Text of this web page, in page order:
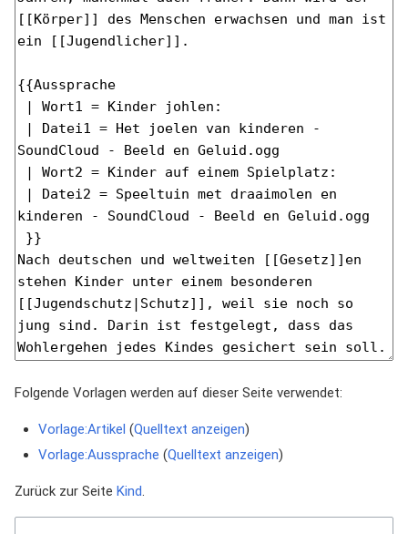
Folgende Vorlagen werden auf dieser Seite verwendet:
Vorlage:Artikel (Quelltext anzeigen)
Vorlage:Aussprache (Quelltext anzeigen)
Zurück zur Seite Kind.